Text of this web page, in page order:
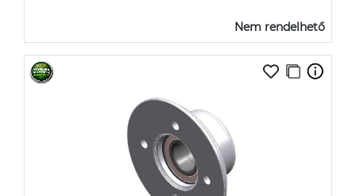
Nem rendelhető